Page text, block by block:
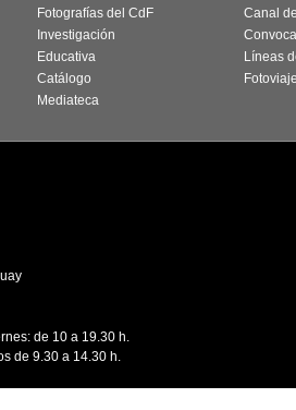
Fotografías del CdF
Investigación
Educativa
Catálogo
Mediateca
Canal
Líneas
de 10 a 19.30 h.
de 9.30 a 14.30 h.